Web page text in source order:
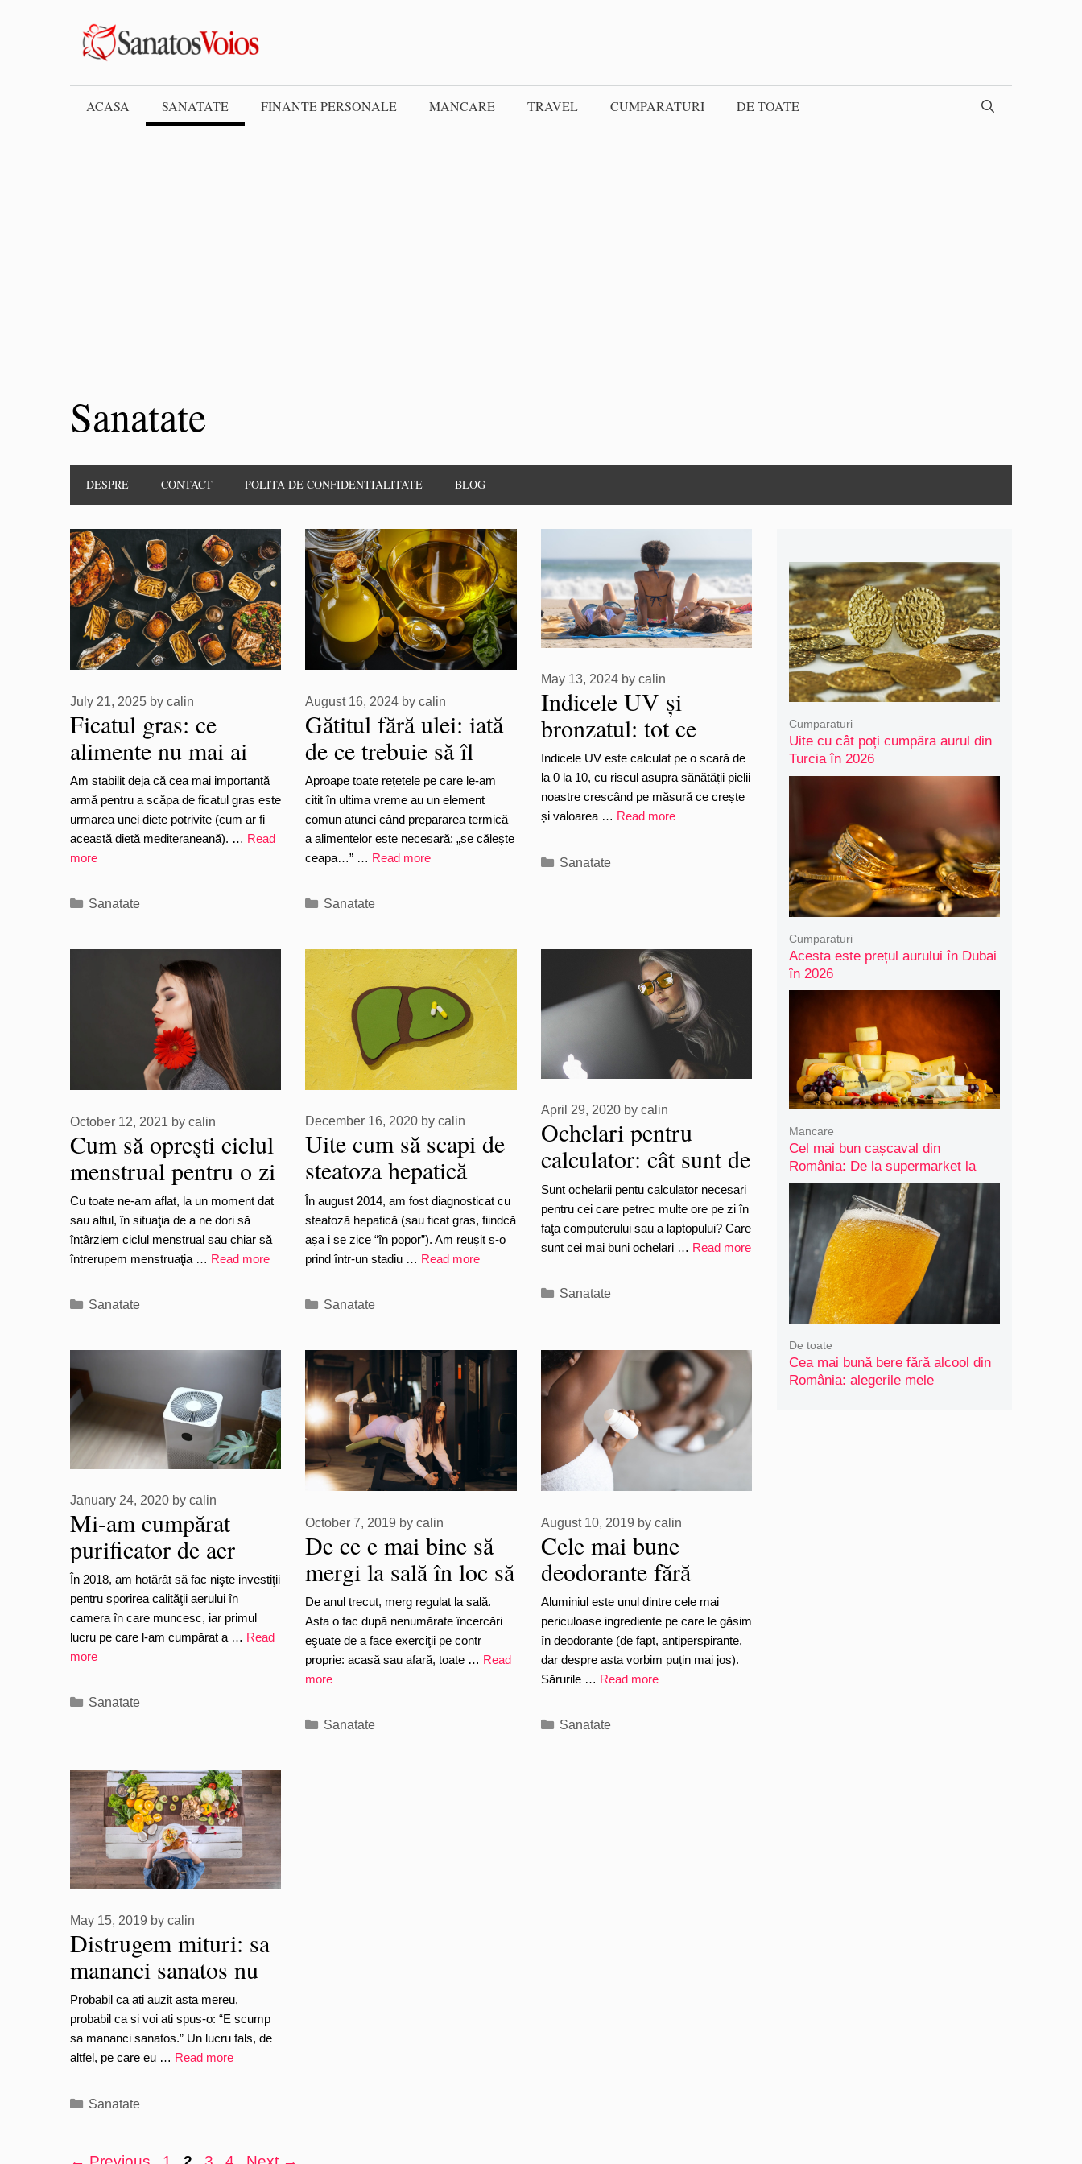
ACASA SANATATE FINANTE PERSONALE MANCARE TRAVEL CUMPARATURI DE TOATE
Sanatate
DESPRE CONTACT POLITA DE CONFIDENTIALITATE BLOG
Ficatul gras: ce
alimente nu mai ai
voie să mănânci?
July 21, 2025 by calin
Am stabilit deja că cea mai importantă
armă pentru a scăpa de ficatul gras este
urmarea unei diete potrivite (cum ar fi
această dietă mediteraneană). … Read
more
Categories
Sanatate
Gătitul fără ulei: iată
de ce trebuie să îl
încerci
August 16, 2024 bycalin
Aproape toate rețetele pe care le-am
citit în ultima vreme au un element
comun atunci când prepararea termică
a alimentelor este necesară: „se călește
ceapa…” … Read more
Categories
Sanatate
Indicele UV și
bronzatul: tot ce
trebuie să știi
May 13, 2024 by calin
Indicele UV este calculat pe o scară de
la 0 la 10, cu riscul asupra sănătății pielii
noastre crescând pe măsură ce crește
și valoarea … Read more
Categories
Sanatate
Cum să opreşti ciclul
menstrual pentru o zi
(sau să-l întârzii) –
Răspuns complet
October 12, 2021 by calin
Cu toate ne-am aflat, la un moment dat
sau altul, în situaţia de a ne dori să
întârziem ciclul menstrual sau chiar să
întrerupem menstruaţia … Read more
Categories
Sanatate
Uite cum să scapi de
steatoza hepatică
(ficat gras)
December 16, 2020 bycalin
În august 2014, am fost diagnosticat cu
steatoză hepatică (sau ficat gras, fiindcă
așa i se zice “în popor”). Am reușit s-o
prind într-un stadiu … Read more
Categories
Sanatate
Ochelari pentru
calculator: cât sunt de
buni, cât costă, de
unde cumpăram
April 29, 2020 by calin
Sunt ochelarii pentu calculator necesari
pentru cei care petrec multe ore pe zi în
faţa computerului sau a laptopului? Care
sunt cei mai buni ochelari … Read more
Categories
Sanatate
Mi-am cumpărat
purificator de aer
Xiaomi (Impresii /
Review)
January 24, 2020 by calin
În 2018, am hotărât să fac nişte investiţii
pentru sporirea calităţii aerului în
camera în care muncesc, iar primul
lucru pe care l-am cumpărat a … Read
more
Categories
Sanatate
De ce e mai bine să
mergi la sală în loc să
faci exerciţii acasă
October 7, 2019 bycalin
De anul trecut, merg regulat la sală.
Asta o fac după nenumărate încercări
eşuate de a face exerciţii pe contr
proprie: acasă sau afară, toate … Read
more
Categories
Sanatate
Cele mai bune
deodorante fără
aluminiu (bio)
August 10, 2019 by calin
Aluminiul este unul dintre cele mai
periculoase ingrediente pe care le găsim
în deodorante (de fapt, antiperspirante,
dar despre asta vorbim puțin mai jos).
Sărurile … Read more
Categories
Sanatate
Distrugem mituri: sa
mananci sanatos nu
este “prea scump”
May 15, 2019 by calin
Probabil ca ati auzit asta mereu,
probabil ca si voi ati spus-o: “E scump
sa mananci sanatos.” Un lucru fals, de
altfel, pe care eu … Read more
Categories
Sanatate
PagePagePagePage
Uite cu cât poți cumpăra aurul din
Turcia în 2026
Cumparaturi
Acesta este prețul aurului în Dubai
în 2026
Cumparaturi
Cel mai bun cașcaval din
România: De la supermarket la
artizanal
Mancare
Cea mai bună bere fără alcool din
România: alegerile mele
De toate